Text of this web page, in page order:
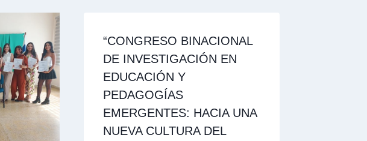
“CONGRESO BINACIONAL
DE INVESTIGACIÓN EN
EDUCACIÓN Y
PEDAGOGÍAS
EMERGENTES: HACIA UNA
NUEVA CULTURA DEL